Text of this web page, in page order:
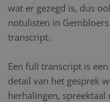
wat er gezegd is, dus
notulisten in
transcript.
Een full transcript is
detail van het gesprek
herhalingen,